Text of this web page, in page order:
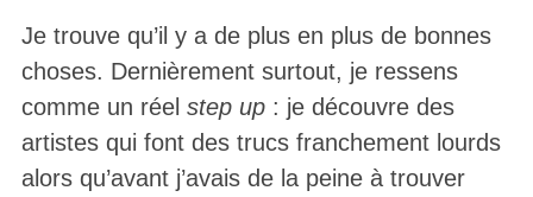
Je trouve qu’il y a de plus en plus de bonnes
choses. Dernièrement surtout, je ressens
comme un réel step up: je découvre des
artistes qui font des trucs franchement lourds
alors qu’avant j’avais de la peine à trouver